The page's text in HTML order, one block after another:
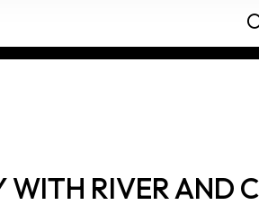
RIVER AND